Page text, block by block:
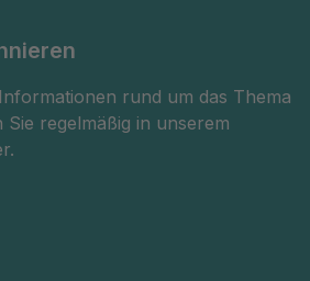
rund um das Thema
Sie regelmäßig in unserem